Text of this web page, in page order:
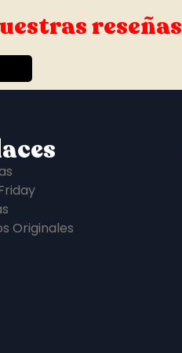
reseñas
Originales